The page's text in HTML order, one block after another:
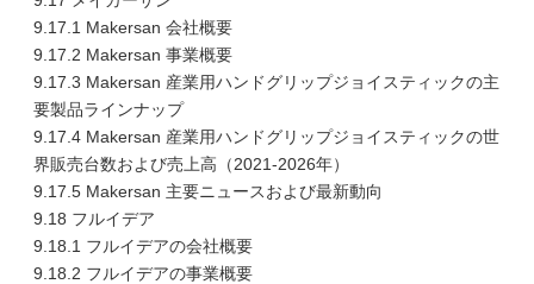
9.17.1 Makersan 会社概要
9.17.2 Makersan 事業概要
9.17.3 Makersan 産業用ハンドグリップジョイスティックの主
要製品ラインナップ
9.17.4 Makersan 産業用ハンドグリップジョイスティックの世
界販売台数および売上高（2021-2026年）
9.17.5 Makersan 主要ニュースおよび最新動向
9.18 フルイデア
9.18.1 フルイデアの会社概要
9.18.2 フルイデアの事業概要